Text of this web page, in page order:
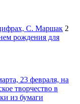
С. Маршак 2
рождения для
23 февраля, на
творчество в
из бумаги